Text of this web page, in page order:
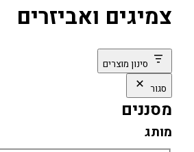
צמיגים ואביזרים
סינון מוצרים
סגור
מסננים
מותג